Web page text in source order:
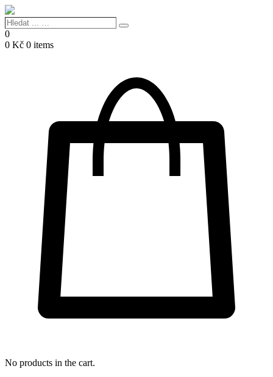
Hledat
...
…
Search
0
0 Kč 0 items
No products in the cart.